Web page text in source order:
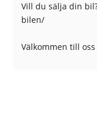
Vill du sälja din
bilen/
Välkommen till